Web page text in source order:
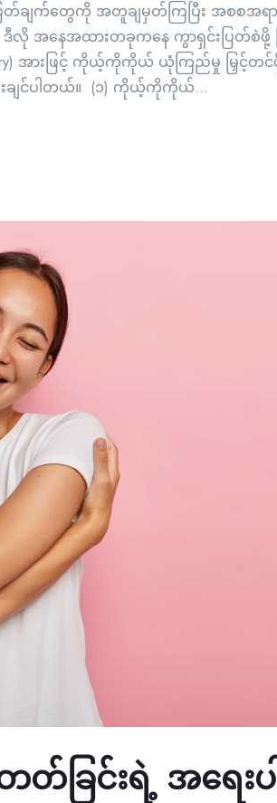
ချက်တွေကို အတူချမှတ်ကြပြီး အစစအရာ
အနေအထားတခုကနေ ကွာရှင်းပြတ်စဲဖို့
အားဖြင့် ကိုယ့်ကိုကိုယ် ယုံကြည်မှု မြှင့်
ချင်ပါတယ်။ (၁) ကိုယ့်ကိုကိုယ်...
ခြင်းရဲ့ အရေးပ